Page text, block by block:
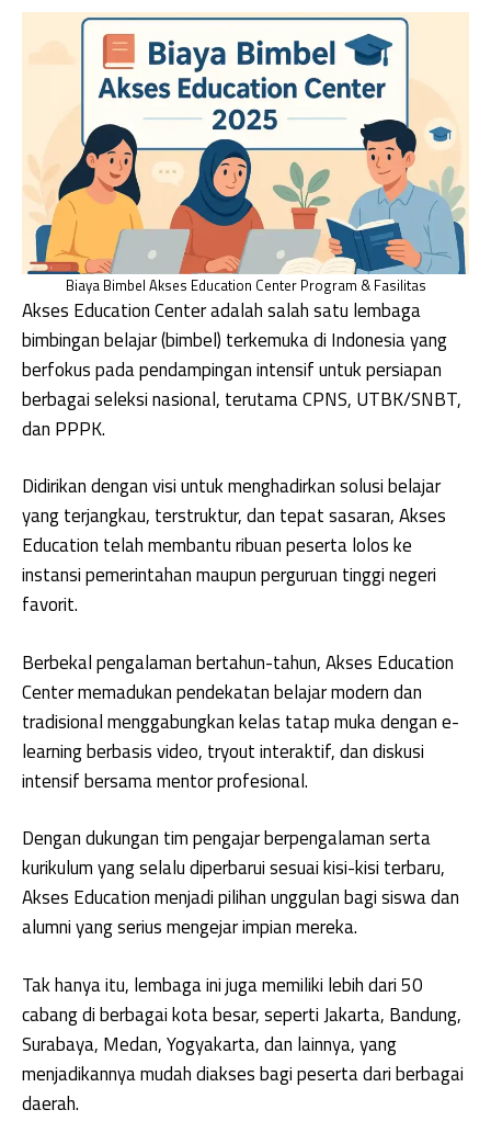
Biaya Bimbel Akses Education Center Program & Fasilitas
Akses Education Center adalah salah satu lembaga
bimbingan belajar (bimbel) terkemuka di Indonesia yang
berfokus pada pendampingan intensif untuk persiapan
berbagai seleksi nasional, terutama CPNS, UTBK/SNBT,
dan PPPK.
Didirikan dengan visi untuk menghadirkan solusi belajar
yang terjangkau, terstruktur, dan tepat sasaran, Akses
Education telah membantu ribuan peserta lolos ke
instansi pemerintahan maupun perguruan tinggi negeri
favorit.
Berbekal pengalaman bertahun-tahun, Akses Education
Center memadukan pendekatan belajar modern dan
tradisional menggabungkan kelas tatap muka dengan e-
learning berbasis video, tryout interaktif, dan diskusi
intensif bersama mentor profesional.
Dengan dukungan tim pengajar berpengalaman serta
kurikulum yang selalu diperbarui sesuai kisi-kisi terbaru,
Akses Education menjadi pilihan unggulan bagi siswa dan
alumni yang serius mengejar impian mereka.
Tak hanya itu, lembaga ini juga memiliki lebih dari 50
cabang di berbagai kota besar, seperti Jakarta, Bandung,
Surabaya, Medan, Yogyakarta, dan lainnya, yang
menjadikannya mudah diakses bagi peserta dari berbagai
daerah.